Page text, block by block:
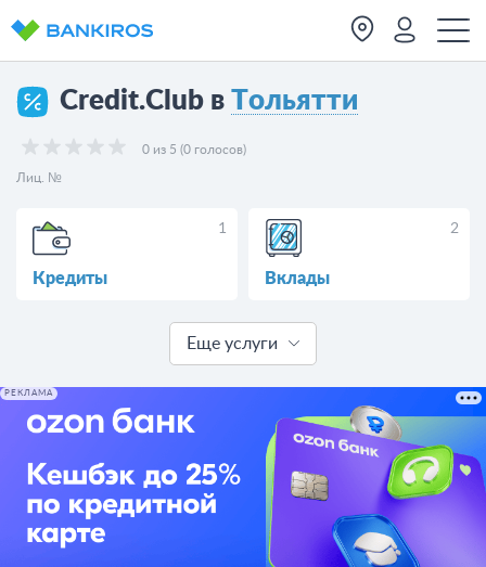
Credit.Club в Тольятти
0 из 5 (0 голосов)
Лиц. №
1
Кредиты
2
Вклады
Еще услуги
РЕКЛАМА